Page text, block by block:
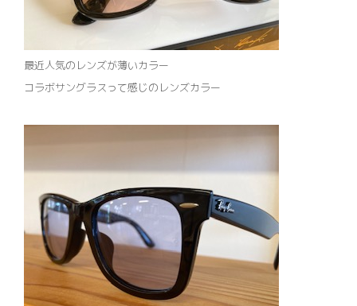
最近人気のレンズが薄いカラー
コラボサングラスって感じのレンズカラー